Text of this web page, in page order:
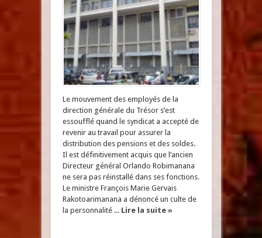
Le mouvement des employés de la
direction générale du Trésor s’est
essoufflé quand le syndicat a accepté de
revenir au travail pour assurer la
distribution des pensions et des soldes.
Il est définitivement acquis que l’ancien
Directeur général Orlando Robimanana
ne sera pas réinstallé dans ses fonctions.
Le ministre François Marie Gervais
Rakotoarimanana a dénoncé un culte de
la personnalité ... Lire la suite »